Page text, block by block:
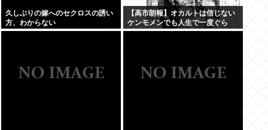
久しぶりの嫁へのセクロスの誘い
方、わからない
【高市朗報】オカルトは信じない
ケンモメンでも人生で一度ぐら
い"超自然的な体験"した事あるん